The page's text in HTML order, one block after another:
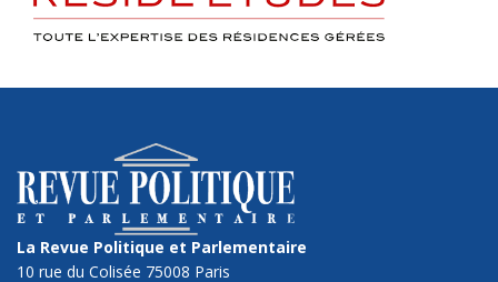
La Revue Politique et Parlementaire
10 rue du Colisée 75008 Paris